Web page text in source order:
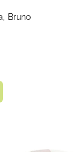
Bruno